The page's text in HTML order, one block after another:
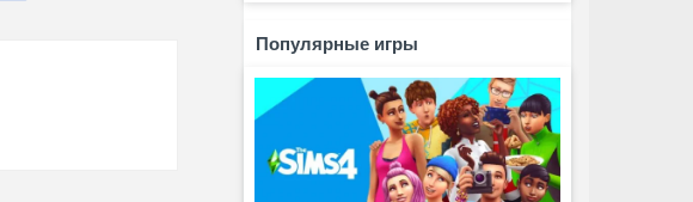
Популярные игры